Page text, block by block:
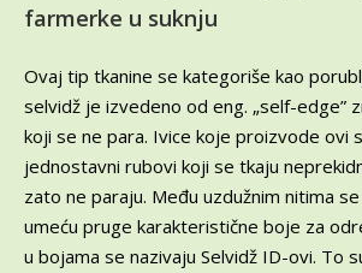
farmerke u suknju
Ovaj tip tkanine se kategoriše kao
selvidž je izvedeno od eng. „self-edge”
koji se ne para. Ivice koje proizvode ovi
jednostavni rubovi koji se tkaju
zato ne paraju. Među uzdužnim nitima
umeću pruge karakteristične boje za
u bojama se nazivaju Selvidž ID-ovi. To